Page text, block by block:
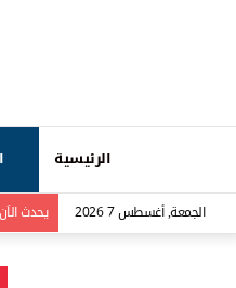
الرئيسية
الجمعة, أغسطس 7 2026 يحدث الاَن